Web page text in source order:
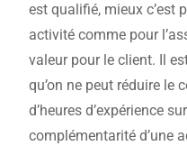
est qualifié, mieux c’est
activité comme pour
valeur pour le client. Il
qu’on ne peut réduire le
d’heures d’expérience
complémentarité d’une